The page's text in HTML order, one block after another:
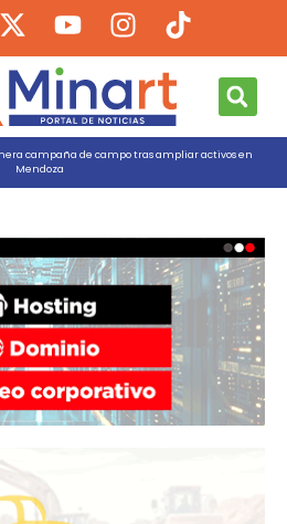
campaña de campo tras ampliar activos en
Mendoza